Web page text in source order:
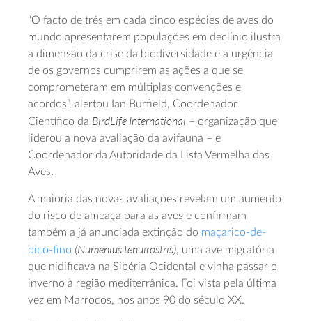
“O facto de três em cada cinco espécies de aves do
mundo apresentarem populações em declínio ilustra
a dimensão da crise da biodiversidade e a urgência
de os governos cumprirem as ações a que se
comprometeram em múltiplas convenções e
acordos”, alertou Ian Burfield, Coordenador
Científico da BirdLife International – organização que
liderou a nova avaliação da avifauna – e
Coordenador da Autoridade da Lista Vermelha das
Aves.
A maioria das novas avaliações revelam um aumento
do risco de ameaça para as aves e confirmam
também a já anunciada extinção do maçarico-de-
bico-fino (Numenius tenuirostris), uma ave migratória
que nidificava na Sibéria Ocidental e vinha passar o
inverno à região mediterrânica. Foi vista pela última
vez em Marrocos, nos anos 90 do século XX.